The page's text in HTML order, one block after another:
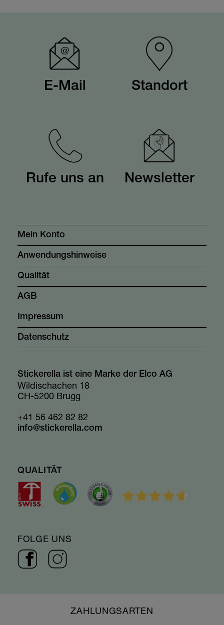
E-Mail Standort
Rufe uns an Newsletter
Mein Konto
Anwendungshinweise
Qualität
AGB
Impressum
Datenschutz
Stickerella ist eine Marke der Elco AG
Wildischachen 18
CH-5200 Brugg
+41 56 462 82 82
info@stickerella.com
QUALITÄT
FOLGE UNS
ZAHLUNGSARTEN